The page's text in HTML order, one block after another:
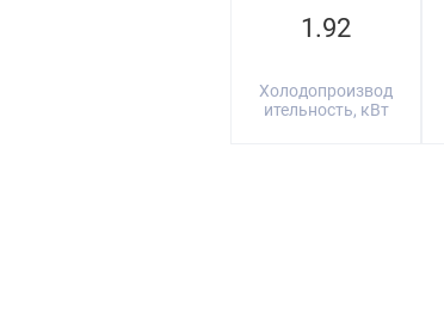
1.92
Холодопроизвод
ительность, кВт